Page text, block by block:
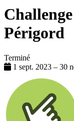
Périgord
Terminé
1 sept. 2023 – 30